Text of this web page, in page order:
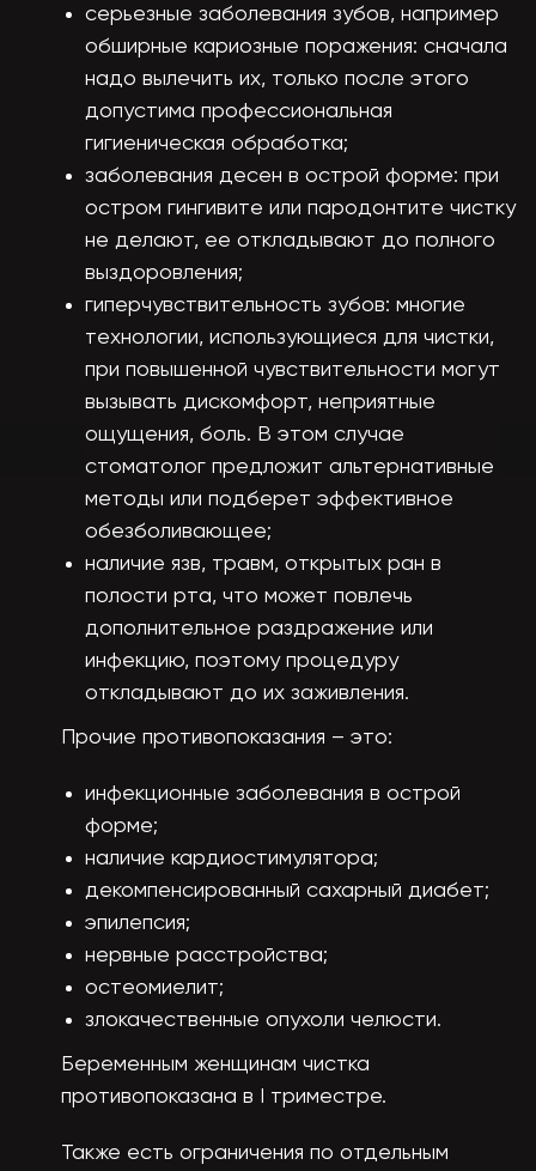
серьезные заболевания зубов, например
обширные кариозные поражения: сначала
надо вылечить их, только после этого
допустима профессиональная
гигиеническая обработка;
заболевания десен в острой форме: при
остром гингивите или пародонтите чистку
не делают, ее откладывают до полного
выздоровления;
гиперчувствительность зубов: многие
технологии, использующиеся для чистки,
при повышенной чувствительности могут
вызывать дискомфорт, неприятные
ощущения, боль. В этом случае
стоматолог предложит альтернативные
методы или подберет эффективное
обезболивающее;
наличие язв, травм, открытых ран в
полости рта, что может повлечь
дополнительное раздражение или
инфекцию, поэтому процедуру
откладывают до их заживления.
Прочие противопоказания – это:
инфекционные заболевания в острой
форме;
наличие кардиостимулятора;
декомпенсированный сахарный диабет;
эпилепсия;
нервные расстройства;
остеомиелит;
злокачественные опухоли челюсти.
Беременным женщинам чистка
противопоказана в I триместре.
Также есть ограничения по отдельным